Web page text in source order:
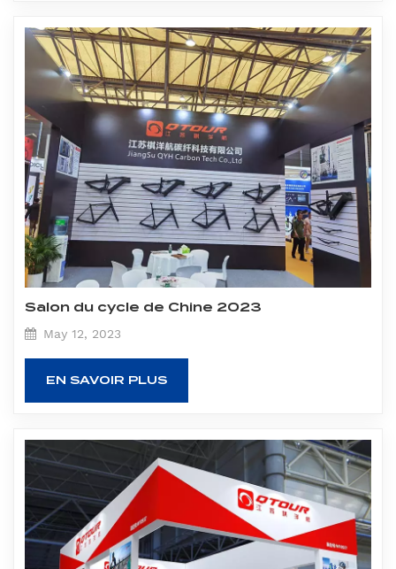
Salon du cycle de Chine 2023
May 12, 2023
EN SAVOIR PLUS